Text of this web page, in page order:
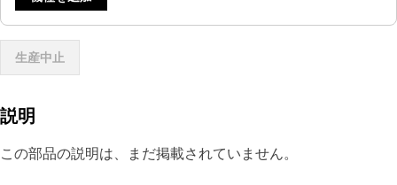
生産中止
説明
この部品の説明は、まだ掲載されていません。